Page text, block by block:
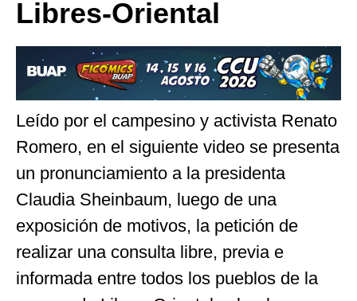
Libres-Oriental
Leído por el campesino y activista Renato
Romero, en el siguiente video se presenta
un pronunciamiento a la presidenta
Claudia Sheinbaum, luego de una
exposición de motivos, la petición de
realizar una consulta libre, previa e
informada entre todos los pueblos de la